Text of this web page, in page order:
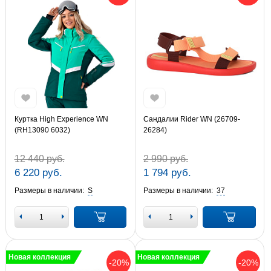
Куртка High Experience WN
(RH13090 6032)
12 440 руб.
6 220 руб.
Размеры в наличии: S
Сандалии Rider WN (26709-
26284)
2 990 руб.
1 794 руб.
Размеры в наличии: 37
-20%
Новая коллекция
-20%
Новая коллекция